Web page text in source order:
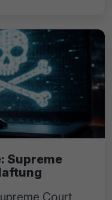
Supreme
Court